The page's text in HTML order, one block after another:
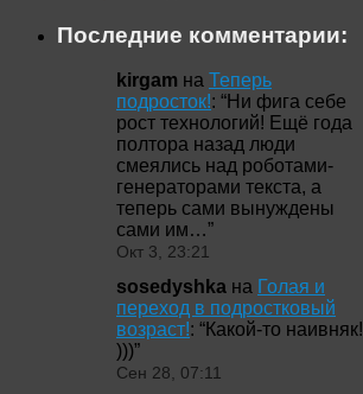
Последние комментарии:
kirgam на Теперь
подросток!: “Ни фига себе
рост технологий! Ещё года
полтора назад люди
смеялись над роботами-
генераторами текста, а
теперь сами вынуждены
сами им…”
Окт 3, 23:21
sosedyshka на Голая и
переход в подростковый
возраст!: “Какой-то наивняк!
)))”
Сен 28, 07:11